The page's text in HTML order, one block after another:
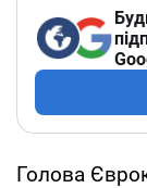
Голова